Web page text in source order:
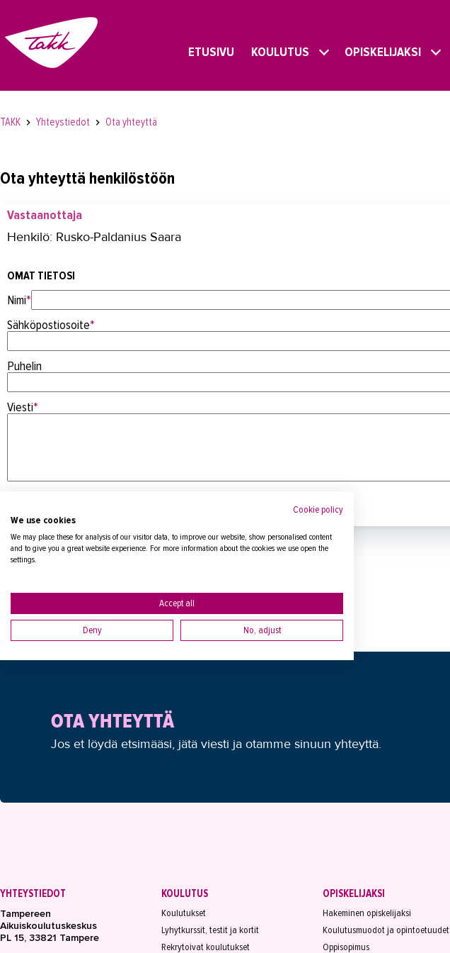
ETUSIVU KOULUTUS OPISKELIJAKSI
TAKK Yhteystiedot Ota yhteyttä
Ota yhteyttä henkilöstöön
Vastaanottaja
Henkilö: Rusko-Paldanius Saara
OMAT TIETOSI
Nimi*
Sähköpostiosoite*
Puhelin
Viesti*
Tietosuojaseloste
OTA YHTEYTTÄ
Jos et löydä etsimääsi, jätä viesti ja otamme sinuun yhteyttä.
YHTEYSTIEDOT
Tampereen
Aikuiskoulutuskeskus
PL 15, 33821 Tampere
KOULUTUS
Koulutukset
Lyhytkurssit, testit ja kortit
Rekrytoivat koulutukset
OPISKELIJAKSI
Hakeminen opiskelijaksi
Koulutusmuodot ja opintoetuudet
Oppisopimus
Cookie policy
We use cookies
We may place these for analysis of our visitor data, to improve our website, show personalised content
and to give you a great website experience. For more information about the cookies we use open the
settings.
Accept all
Deny No, adjust